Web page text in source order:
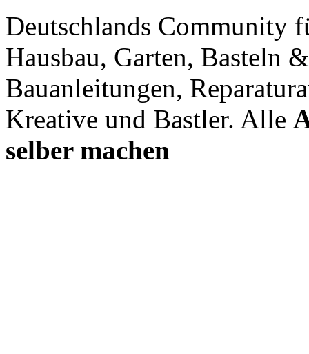
Deutschlands Community
Hausbau, Garten, Basteln
Bauanleitungen,
Kreative und Bastler. Alle
selber machen